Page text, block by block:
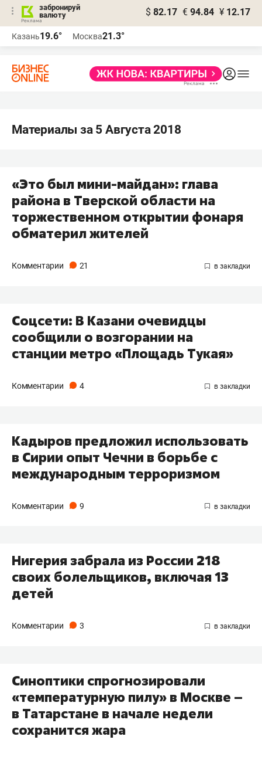
забронируй
валюту
$ 82.17 € 94.84 ¥ 12.17
Казань19.6° Москва21.3°
Материалы за 5 Августа 2018
«Это был мини-майдан»: глава
района в Тверской области на
торжественном открытии фонаря
обматерил жителей
Комментарии 21
Соцсети: В Казани очевидцы
сообщили о возгорании на
станции метро «Площадь Тукая»
Комментарии 4
Кадыров предложил использовать
в Сирии опыт Чечни в борьбе с
международным терроризмом
Комментарии 9
Нигерия забрала из России 218
своих болельщиков, включая 13
детей
Комментарии 3
Синоптики спрогнозировали
«температурную пилу» в Москве –
в Татарстане в начале недели
сохранится жара